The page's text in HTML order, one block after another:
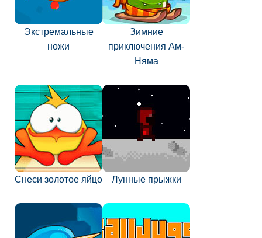
Экстремальные
ножи
Зимние
приключения Ам-
Няма
Снеси золотое яйцо Лунные прыжки